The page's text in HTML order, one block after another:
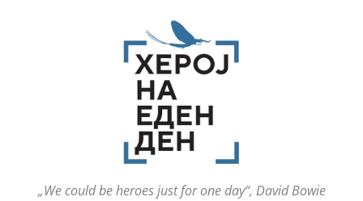
„We could be heroes just for one day“, David Bowie